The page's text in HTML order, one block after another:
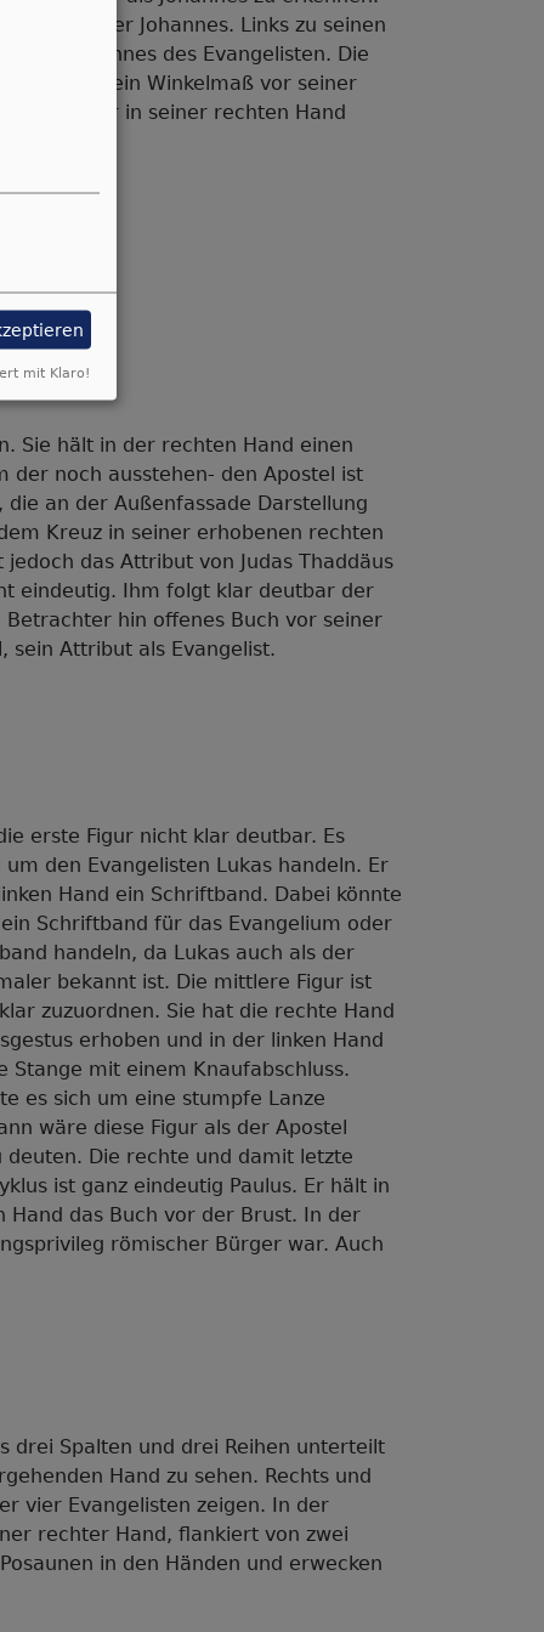
den Jünger Johannes. Links zu seinen
Johannes des Evangelisten. Die
Händen ein Winkelmaß vor seiner
an der in seiner rechten Hand
Sie hält in der rechten Hand einen
der noch ausstehen- den Apostel ist
an der Außenfassade Darstellung
Kreuz in seiner erhobenen rechten
das Attribut von Judas Thaddäus
eindeutig. Ihm folgt klar deutbar der
hin offenes Buch vor seiner
sein Attribut als Evangelist.
erste Figur nicht klar deutbar. Es
um den Evangelisten Lukas handeln. Er
Hand ein Schriftband. Dabei könnte
Schriftband für das Evangelium oder
handeln, da Lukas auch als der
bekannt ist. Die mittlere Figur ist
zuzuordnen. Sie hat die rechte Hand
erhoben und in der linken Hand
Stange mit einem Knaufabschluss.
es sich um eine stumpfe Lanze
wäre diese Figur als der Apostel
deuten. Die rechte und damit letzte
ist ganz eindeutig Paulus. Er hält in
Hand das Buch vor der Brust. In der
römischer Bürger war. Auch
drei Spalten und drei Reihen unterteilt
Hand zu sehen. Rechts und
vier Evangelisten zeigen. In der
rechter Hand, flankiert von zwei
in den Händen und erwecken
mit Klaro!